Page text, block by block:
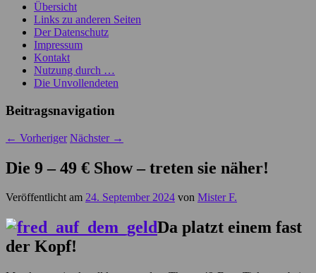
Übersicht
Links zu anderen Seiten
Der Datenschutz
Impressum
Kontakt
Nutzung durch …
Die Unvollendeten
Beitragsnavigation
← Vorheriger Nächster →
Die 9 – 49 € Show – treten sie näher!
Veröffentlicht am 24. September 2024 von Mister F.
Da platzt einem fast
der Kopf!